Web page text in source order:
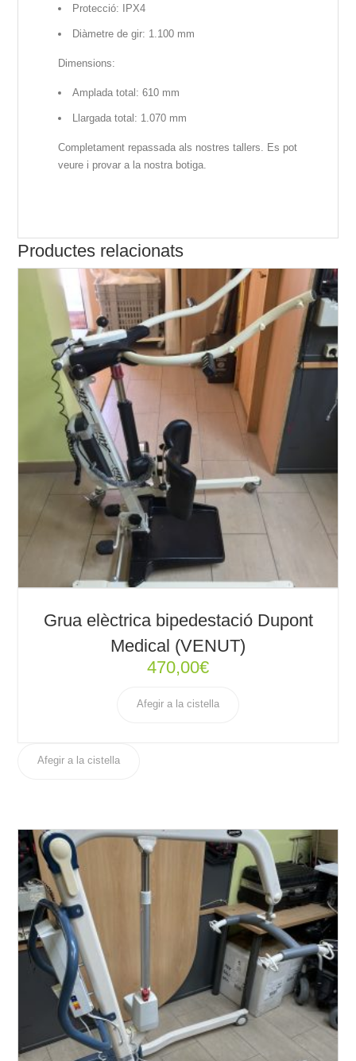
Protecció: IPX4
Diàmetre de gir: 1.100 mm
Dimensions:
Amplada total: 610 mm
Llargada total: 1.070 mm
Completament repassada als nostres tallers. Es pot
veure i provar a la nostra botiga.
Productes relacionats
Grua elèctrica bipedestació Dupont
Medical (VENUT)
470,00€
Afegir a la cistella
Afegir a la cistella